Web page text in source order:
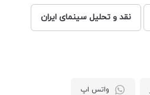
نقد و تحلیل سینمای ایران
واتس اپ